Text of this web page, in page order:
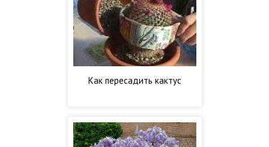
Как пересадить кактус